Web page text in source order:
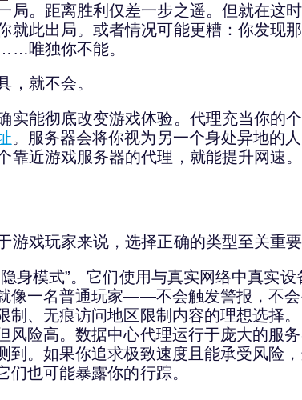
局。距离胜利仅差一步之遥。但就在
就此出局。或者情况可能更糟：你发现
唯独你不能。
，就不会。
能彻底改变游戏体验。代理充当你的
。服务器会将你视为另一个身处异地的
靠近游戏服务器的代理，就能提升网速
游戏玩家来说，选择正确的类型至关重
隐身模式”。它们使用与真实网络中真实
像一名普通玩家——不会触发警报，不
制、无痕访问地区限制内容的理想选择。
风险高。数据中心代理运行于庞大的服
到。如果你追求极致速度且能承受风险
也可能暴露你的行踪。